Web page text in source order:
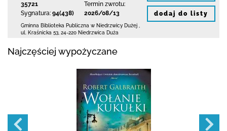
35721
Sygnatura: 94(438)
Termin zwrotu:
2026/08/13
Gminna Biblioteka Publiczna w Niedrzwicy Dużej
ul. Kraśnicka 53 24-220 Niedrzwica Duża
dodaj do listy
Najczęściej wypożyczane